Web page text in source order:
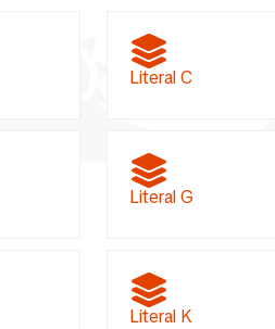
Literal C
Literal G
Literal K